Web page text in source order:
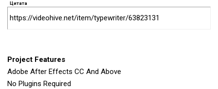
Цитата
https://videohive.net/item/typewriter/63823131
Project Features
Adobe After Effects CC And Above
No Plugins Required